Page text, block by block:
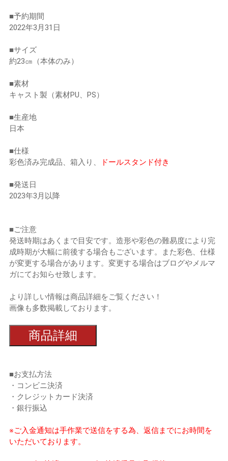
■予約期間
2022年3月31日
■サイズ
約23㎝（本体のみ）
■素材
キャスト製（素材PU、PS）
■生産地
日本
■仕様
彩色済み完成品、箱入り、
ドールスタンド付き
■発送日
2023年3月以降
■ご注意
発送時期はあくまで目安です。造形や彩色の難易度により完
成時期が大幅に前後する場合もございます。また彩色、仕様
が変更する場合があります。変更する場合はブログやメルマ
ガにてお知らせ致します。
より詳しい情報は商品詳細をご覧ください！
画像も多数掲載しております。
商品詳細
■お支払方法
・コンビニ決済
・クレジットカード決済
・銀行振込
※ご入金通知は手作業で送信をする為、返信までにお時間を
いただいております。